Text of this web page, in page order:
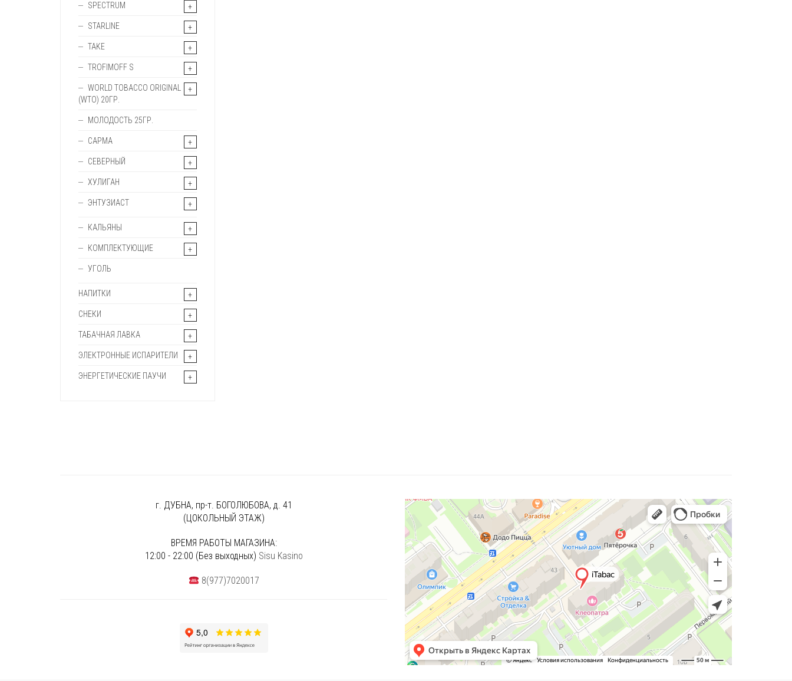
SPECTRUM
STARLINE
TAKE
TROFIMOFF S
WORLD TOBACCO ORIGINAL
(WTO) 20ГР.
МОЛОДОСТЬ 25ГР.
САРМА
СЕВЕРНЫЙ
ХУЛИГАН
ЭНТУЗИАСТ
КАЛЬЯНЫ
КОМПЛЕКТУЮЩИЕ
УГОЛЬ
НАПИТКИ
СНЕКИ
ТАБАЧНАЯ ЛАВКА
ЭЛЕКТРОННЫЕ ИСПАРИТЕЛИ
ЭНЕРГЕТИЧЕСКИЕ ПАУЧИ
г. ДУБНА, пр-т. БОГОЛЮБОВА, д. 41
(ЦОКОЛЬНЫЙ ЭТАЖ)
ВРЕМЯ РАБОТЫ МАГАЗИНА:
12:00 - 22:00 (Без выходных) Sisu Kasino
8(977)7020017